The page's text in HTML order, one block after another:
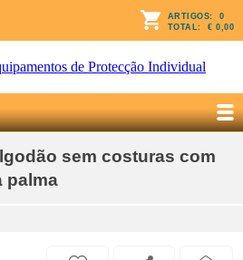
ARTIGOS: 0
TOTAL: € 0,00
sem costuras com
palma